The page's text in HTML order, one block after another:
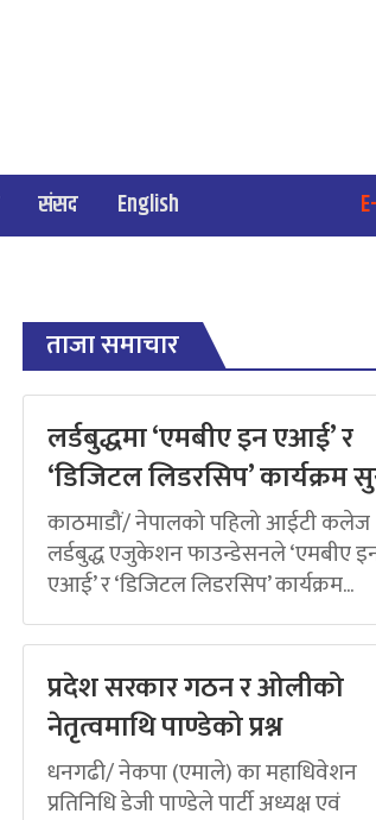
संसद English
ताजा समाचार
लर्डबुद्धमा ‘एमबीए इन एआई’ र
‘डिजिटल लिडरसिप’ कार्यक्रम
काठमाडौं/ नेपालको पहिलो आईटी कलेज
लर्डबुद्ध एजुकेशन फाउन्डेसनले ‘एमबीए
एआई’ र ‘डिजिटल लिडरसिप’ कार्यक्रम...
प्रदेश सरकार गठन र ओलीको
नेतृत्वमाथि पाण्डेको प्रश्न
धनगढी/ नेकपा (एमाले) का महाधिवेशन
प्रतिनिधि डेजी पाण्डेले पार्टी अध्यक्ष एवं